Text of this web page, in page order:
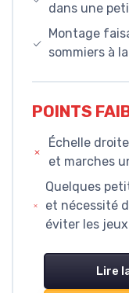
dans une
Montage
sommiers à
POINTS
Échelle
et marches
Quelques
et nécessité
éviter les jeux
Lire